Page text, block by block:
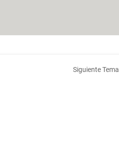
Siguiente Tema